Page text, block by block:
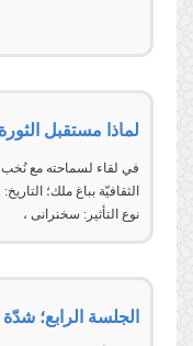
لماذا مستقبل
في لقاء لسماحته مع نُخب
الثقافيّة بباغ ملك؛ التاريخ: 21 تموز 2019م
نوع التأثير: سخنرانی